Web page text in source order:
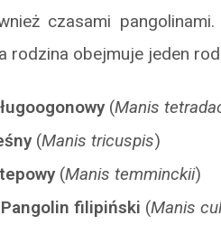
czasami
rodzina obejmuje jeden
(Manis
(Manis tricuspis)
(Manis temminckii)
filipiński (Manis